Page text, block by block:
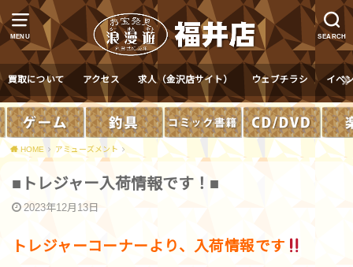
MENU SEARCH
買取について アクセス 求人（金沢店サイト） ウェブチラシ イベ
HOME アミューズメント
■トレジャー入荷情報です！■
2023年12月13日
トレジャーコーナーより、入荷情報です